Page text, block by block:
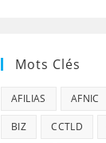
Mots Clés
AFILIAS AFNIC
BIZ CCTLD